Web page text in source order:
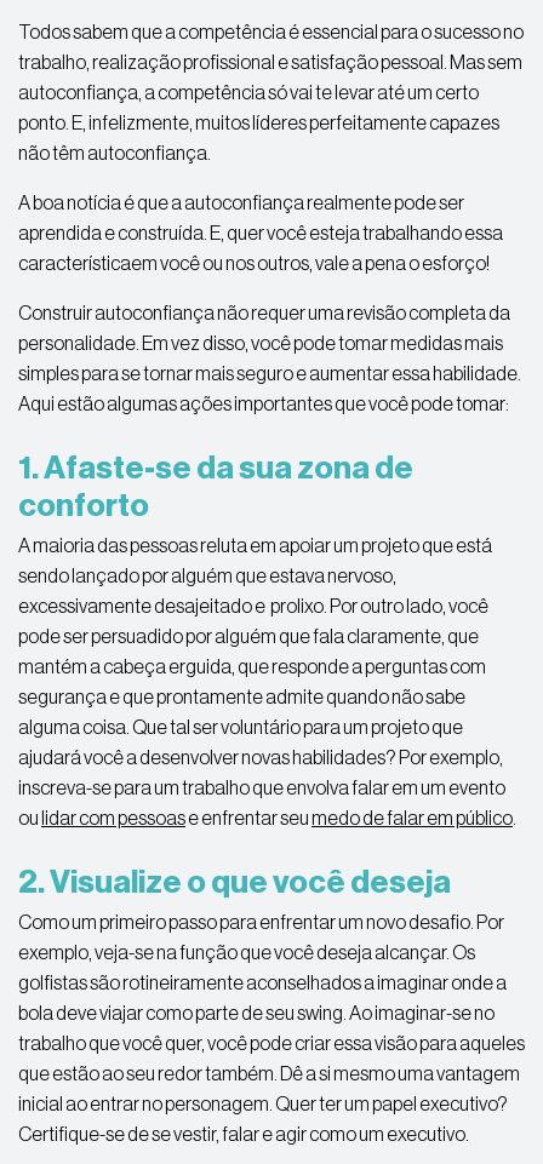
Todos sabem que a competência é essencial para o sucesso no
trabalho, realização profissional e satisfação pessoal. Mas sem
autoconfiança, a competência só vai te levar até um certo
ponto. E, infelizmente, muitos líderes perfeitamente capazes
não têm autoconfiança.
A boa notícia é que a autoconfiança realmente pode ser
aprendida e construída. E, quer você esteja trabalhando essa
característicaem você ou nos outros, vale a pena o esforço!
Construir autoconfiança não requer uma revisão completa da
personalidade. Em vez disso, você pode tomar medidas mais
simples para se tornar mais seguro e aumentar essa habilidade.
Aqui estão algumas ações importantes que você pode tomar:
1. Afaste-se da sua zona de
conforto
A maioria das pessoas reluta em apoiar um projeto que está
sendo lançado por alguém que estava nervoso,
excessivamente desajeitado e prolixo. Por outro lado, você
pode ser persuadido por alguém que fala claramente, que
mantém a cabeça erguida, que responde a perguntas com
segurança e que prontamente admite quando não sabe
alguma coisa. Que tal ser voluntário para um projeto que
ajudará você a desenvolver novas habilidades? Por exemplo,
inscreva-se para um trabalho que envolva falar em um evento
ou lidar com pessoase enfrentar seu medo de falar em público
2. Visualize o que você deseja
Como um primeiro passo para enfrentar um novo desafio. Por
exemplo, veja-se na função que você deseja alcançar. Os
golfistas são rotineiramente aconselhados a imaginar onde a
bola deve viajar como parte de seu swing. Ao imaginar-se no
trabalho que você quer, você pode criar essa visão para aqueles
que estão ao seu redor também. Dê a si mesmo uma vantagem
inicial ao entrar no personagem. Quer ter um papel executivo?
Certifique-se de se vestir, falar e agir como um executivo.